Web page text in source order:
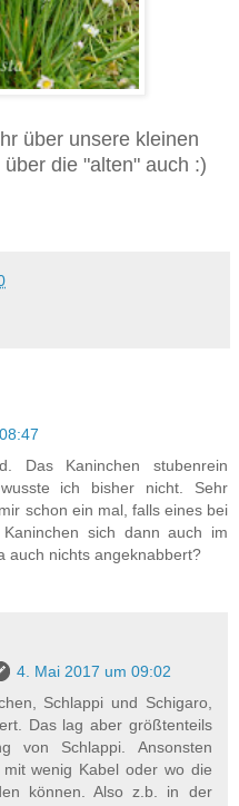
über unsere kleinen
die "alten" auch :)
Das Kaninchen stubenrein
ich bisher nicht. Sehr
schon ein mal, falls eines bei
sich dann auch im
auch nichts angeknabbert?
4. Mai 2017 um 09:02
Schlappi und Schigaro,
Das lag aber größtenteils
von Schlappi. Ansonsten
wenig Kabel oder wo die
können. Also z.b. in der